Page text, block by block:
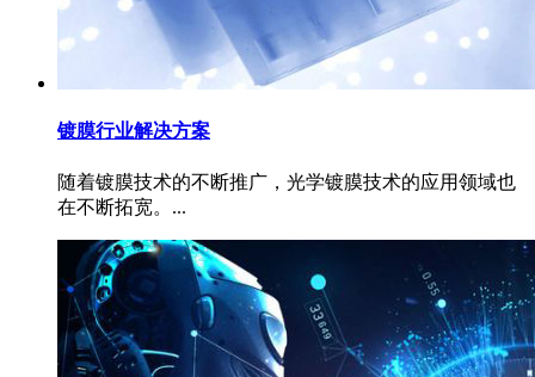
镀膜行业解决方案
随着镀膜技术的不断推广，光学镀膜技术的应用领域也
在不断拓宽。...